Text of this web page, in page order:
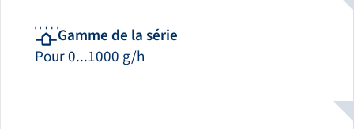
Gamme de la série
Pour 0...1000 g/h